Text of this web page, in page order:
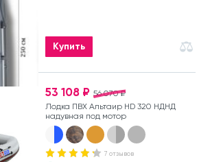
Купить
56 070 ₽
53 108 ₽
Лодка ПВХ Альтаир HD 320 НДНД
надувная под мотор
7 отзывов